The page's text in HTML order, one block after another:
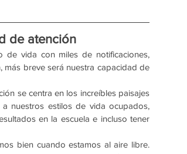
de atención
de vida con miles de notificaciones,
más breve será nuestra capacidad de
se centra en los increíbles paisajes
nuestros estilos de vida ocupados,
en la escuela e incluso tener
bien cuando estamos al aire libre.